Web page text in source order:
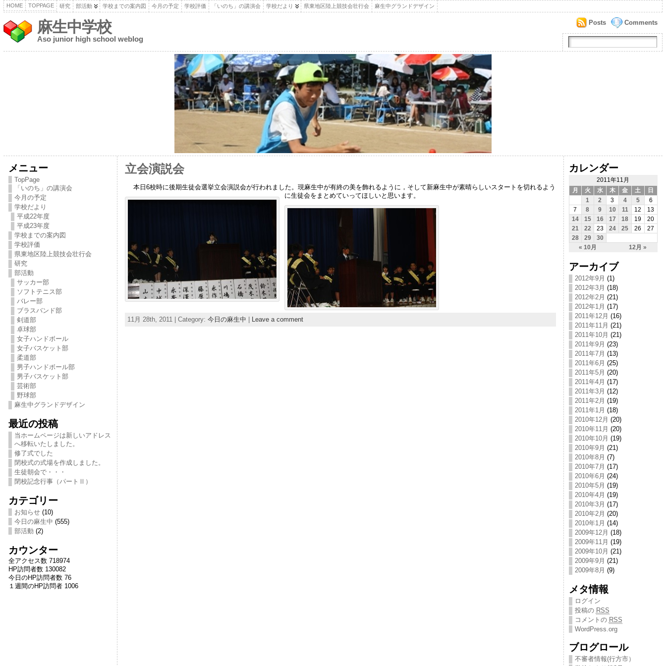
HOME TOPPAGE 研究 部活動 学校までの案内図 今月の予定 学校評価 「いのち」の講演会 学校だより 県東地区陸上競技会壮行会 麻生中グランドデザイン
麻生中学校
Aso junior high school weblog
Comments
Posts
メニュー
TopPage
「いのち」の講演会
今月の予定
学校だより
平成22年度
平成23年度
学校までの案内図
学校評価
県東地区陸上競技会壮行会
研究
部活動
サッカー部
ソフトテニス部
バレー部
ブラスバンド部
剣道部
卓球部
女子ハンドボール
女子バスケット部
柔道部
男子ハンドボール部
男子バスケット部
芸術部
野球部
麻生中グランドデザイン
最近の投稿
当ホームページは新しいアドレス
へ移転いたしました。
修了式でした
閉校式の式場を作成しました。
生徒朝会で・・・
閉校記念行事（パートⅡ）
カテゴリー
お知らせ(10)
今日の麻生中 (555)
部活動 (2)
カウンター
全アクセス数 718974
HP訪問者数 130082
今日のHP訪問者数 76
１週間のHP訪問者 1006
立会演説会
本日6校時に後期生徒会選挙立会演説会が行われました。現麻生中が有終の美を飾れるように，そして新麻生中が素晴らしいスタートを切れるよう
に生徒会をまとめていってほしいと思います。
11月 28th, 2011 | Category: 今日の麻生中 Leave a comment
カレンダー
2011年11月
月
火 水 木 金 土 日
« 10月 12月 »
1 2 3 4 5
6
7
8 9 10 11 12
13
14
15 16 17 18 19
20
21
22 23 24 25 26
27
28
29 30
アーカイブ
2012年9月 (1)
2012年3月 (18)
2012年2月 (21)
2012年1月 (17)
2011年12月 (16)
2011年11月 (21)
2011年10月 (21)
2011年9月 (23)
2011年7月 (13)
2011年6月 (25)
2011年5月 (20)
2011年4月 (17)
2011年3月 (12)
2011年2月 (19)
2011年1月 (18)
2010年12月 (20)
2010年11月 (20)
2010年10月 (19)
2010年9月 (21)
2010年8月 (7)
2010年7月 (17)
2010年6月 (24)
2010年5月 (19)
2010年4月 (19)
2010年3月 (17)
2010年2月 (20)
2010年1月 (14)
2009年12月 (18)
2009年11月 (19)
2009年10月 (21)
2009年9月 (21)
2009年8月 (9)
メタ情報
ログイン
投稿の RSS
コメントの RSS
WordPress.org
ブログロール
不審者情報(行方市）